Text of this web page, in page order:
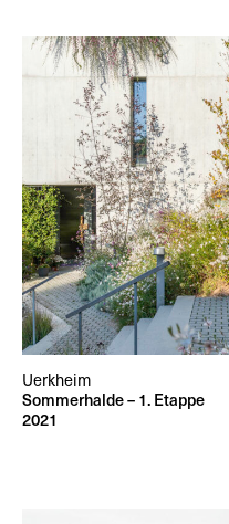
Uerkheim
Sommerhalde – 1. Etappe
2021